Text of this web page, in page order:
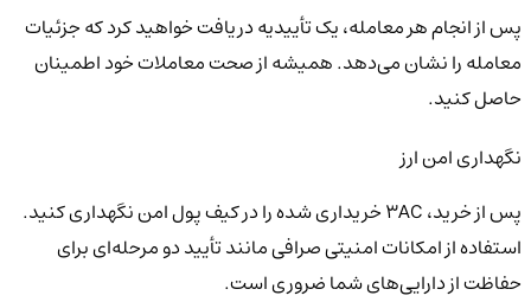
پس از انجام هر معامله، یک تأییدیه دریافت خواهید کرد که جزئیات
معامله را نشان می‌دهد. همیشه از صحت معاملات خود اطمینان
حاصل کنید.
نگهداری امن ارز
پس از خرید، 3AC خریداری شده را در کیف پول امن نگهداری کنید.
استفاده از امکانات امنیتی صرافی مانند تأیید دو مرحله‌ای برای
حفاظت از دارایی‌های شما ضروری است.